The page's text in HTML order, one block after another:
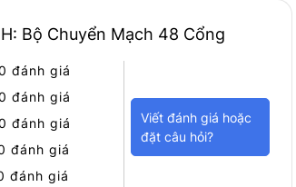
mạch lý tưởng cho các doanh nghiệp
quản lý. Với khả năng hỗ trợ nhiều
đáp ứng mọi nhu cầu kết nối của bạn.
Bộ Chuyển Mạch 48 Cổng
đánh giá
đánh giá
đánh giá
đánh giá
đánh giá
Viết đánh giá hoặc
đặt câu hỏi?